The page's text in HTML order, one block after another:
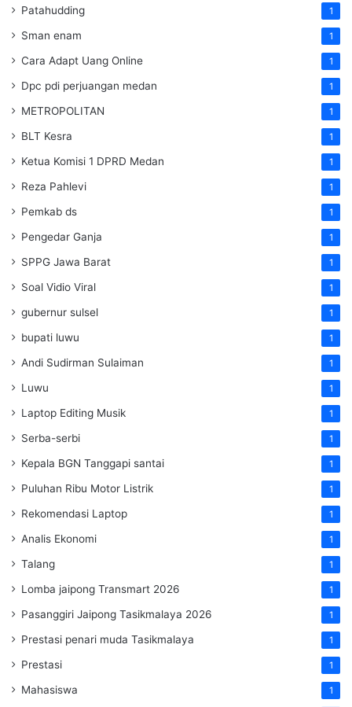
Patahudding 1
Sman enam 1
Cara Adapt Uang Online 1
Dpc pdi perjuangan medan 1
METROPOLITAN 1
BLT Kesra 1
Ketua Komisi 1 DPRD Medan 1
Reza Pahlevi 1
Pemkab ds 1
Pengedar Ganja 1
SPPG Jawa Barat 1
Soal Vidio Viral 1
gubernur sulsel 1
bupati luwu 1
Andi Sudirman Sulaiman 1
Luwu 1
Laptop Editing Musik 1
Serba-serbi 1
Kepala BGN Tanggapi santai 1
Puluhan Ribu Motor Listrik 1
Rekomendasi Laptop 1
Analis Ekonomi 1
Talang 1
Lomba jaipong Transmart 2026 1
Pasanggiri Jaipong Tasikmalaya 2026 1
Prestasi penari muda Tasikmalaya 1
Prestasi 1
Mahasiswa 1